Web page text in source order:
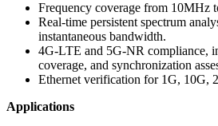
Frequency coverage from 10MHz
Real-time persistent spectrum
instantaneous bandwidth.
4G-LTE and 5G-NR compliance,
coverage, and synchronization
Ethernet verification for 1G, 10G,
Applications